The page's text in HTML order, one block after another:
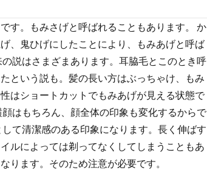
す。もみさげと呼ばれることもあります。 か
、鬼ひげにしたことにより、もみあげと呼ば
説はさまざまあります。耳脇毛とこのとき呼
という説も。髪の長い方はぶっちゃけ、もみ
はショートカットでもみあげが見える状態で
はもちろん、顔全体の印象も変化するからで
て清潔感のある印象になります。長く伸ばす
ルによっては剃ってなくしてしまうこともあ
ります。そのため注意が必要です。